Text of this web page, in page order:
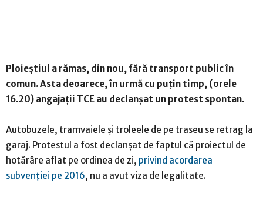
Ploieștiul a rămas, din nou, fără transport public în
comun. Asta deoarece, în urmă cu puțin timp, (orele
16.20) angajații TCE au declanșat un protest spontan.
Autobuzele, tramvaiele și troleele de pe traseu se retrag la
garaj. Protestul a fost declanșat de faptul că proiectul de
hotărâre aflat pe ordinea de zi, privind acordarea
subvenției pe 2016, nu a avut viza de legalitate.